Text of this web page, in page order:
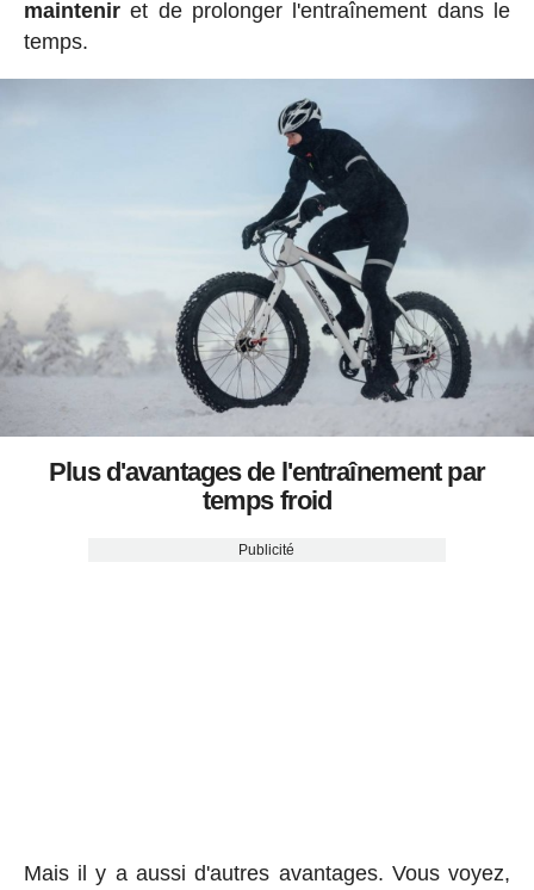
mainteniret de prolonger l'entraînement dans le
temps.
Plus d'avantages de l'entraînement par
temps froid
Publicité
Mais il y a aussi d'autres avantages. Vous voyez,